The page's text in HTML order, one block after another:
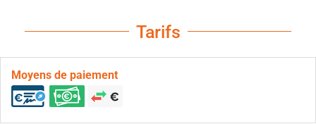
Tarifs
Moyens de paiement